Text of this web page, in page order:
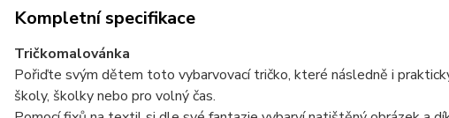
Kompletní specifikace
Tričkomalovánka
Pořiďte svým dětem toto vybarvovací tričko, které následně i
školy, školky nebo pro volný čas.